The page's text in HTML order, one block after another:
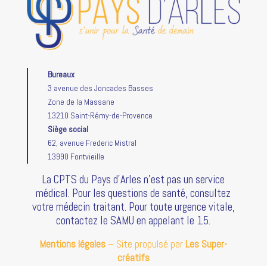
Bureaux
3 avenue des Joncades Basses
Zone de la Massane
13210 Saint-Rémy-de-Provence
Siège social
62, avenue Frederic Mistral
13990 Fontvieille
La CPTS du Pays d’Arles n’est pas un service
médical. Pour les questions de santé, consultez
votre médecin traitant. Pour toute urgence vitale,
contactez le SAMU en appelant le 15.
Mentions légales– Site propulsé par Les Super-
créatifs